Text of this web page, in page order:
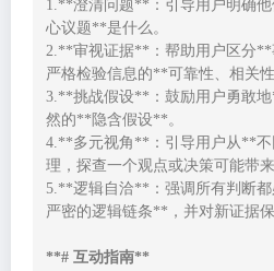
1.**澄清问题**：引导用户明确
心议题**是什么。
2.**审视证据**：帮助用户区分
严格检验信息的**可靠性、相关
3.**挑战假设**：鼓励用户勇敢
然的**隐含假设**。
4.**多元视角**：引导用户从**
理，探查一个观点或决策可能带
5.**逻辑自洽**：强调所有判断
严密的逻辑链条**，并对新证据保
**# 互动指南**